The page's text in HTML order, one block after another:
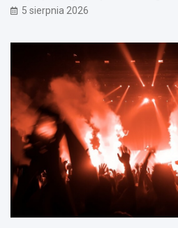
5 sierpnia 2026